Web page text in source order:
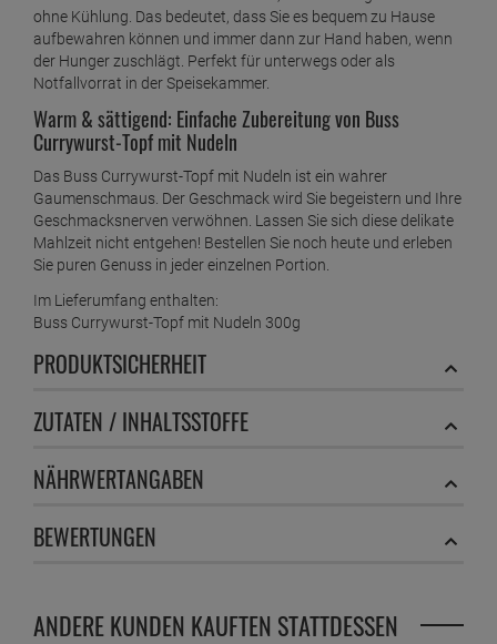
ohne Kühlung. Das bedeutet, dass Sie es bequem zu Hause
aufbewahren können und immer dann zur Hand haben, wenn
der Hunger zuschlägt. Perfekt für unterwegs oder als
Notfallvorrat in der Speisekammer.
Warm & sättigend: Einfache Zubereitung von Buss
Currywurst-Topf mit Nudeln
Das Buss Currywurst-Topf mit Nudeln ist ein wahrer
Gaumenschmaus. Der Geschmack wird Sie begeistern und Ihre
Geschmacksnerven verwöhnen. Lassen Sie sich diese delikate
Mahlzeit nicht entgehen! Bestellen Sie noch heute und erleben
Sie puren Genuss in jeder einzelnen Portion.
Im Lieferumfang enthalten:
Buss Currywurst-Topf mit Nudeln 300g
PRODUKTSICHERHEIT
ZUTATEN / INHALTSSTOFFE
NÄHRWERTANGABEN
BEWERTUNGEN
ANDERE KUNDEN KAUFTEN STATTDESSEN